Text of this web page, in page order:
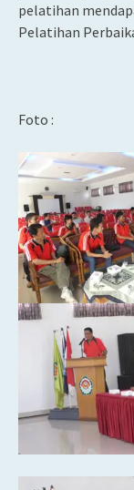
pelatihan
Pelatihan
Foto :